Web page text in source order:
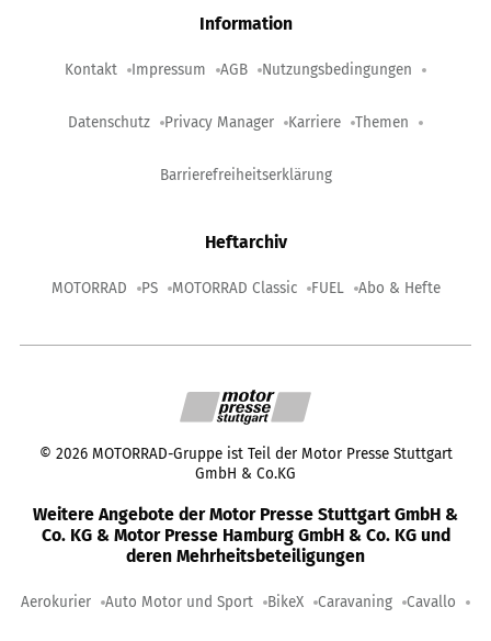
Information
Kontakt Impressum AGB Nutzungsbedingungen
Datenschutz Privacy Manager Karriere Themen
Barrierefreiheitserklärung
Heftarchiv
MOTORRAD PS MOTORRAD Classic FUEL Abo & Hefte
© 2026 MOTORRAD-Gruppe ist Teil der Motor Presse Stuttgart
GmbH & Co.KG
Weitere Angebote der Motor Presse Stuttgart GmbH &
Co. KG & Motor Presse Hamburg GmbH & Co. KG und
deren Mehrheitsbeteiligungen
Aerokurier Auto Motor und Sport BikeX Caravaning Cavallo